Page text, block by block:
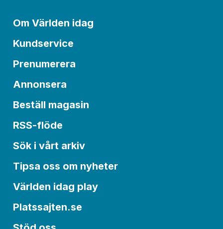
Om Världen idag
Kundservice
Prenumerera
Annonsera
Beställ magasin
RSS-flöde
Sök i vårt arkiv
Tipsa oss om nyheter
Världen idag play
Platssajten.se